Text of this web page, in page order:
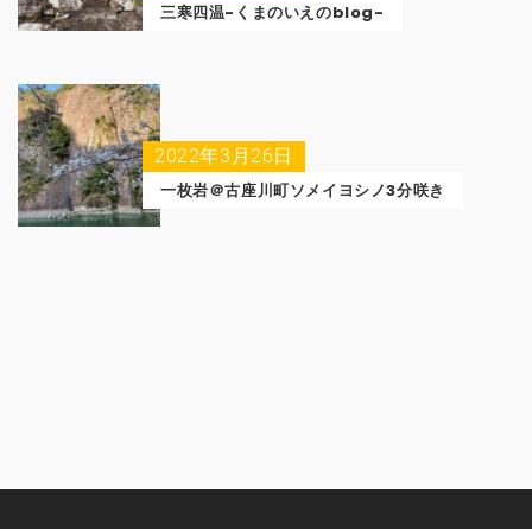
三寒四温-くまのいえのblog-
2022年3月26日
一枚岩＠古座川町ソメイヨシノ3分咲き